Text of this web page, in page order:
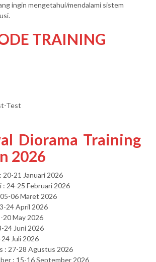
ingin mengetahui/mendalami sistem
TRAINING
Test
Diorama Training
2026
20-21 Januari 2026
: 24-25 Februari 2026
06 Maret 2026
24 April 2026
20 May 2026
24 Juni 2026
24 Juli 2026
: 27-28 Agustus 2026
: 15-16 September 2026